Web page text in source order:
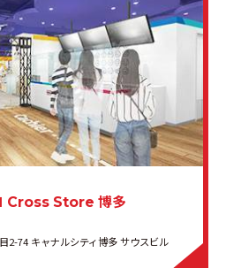
Cross Store 博多
2-74 キャナルシティ博多 サウスビル